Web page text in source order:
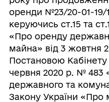
оренди №23/20-01-19/
керуючись ст.15 та
«Про оренду
майна» від 3 жовтня
Постановою Кабінету
червня 2020 р. № 483
державного та
Закону України «Про